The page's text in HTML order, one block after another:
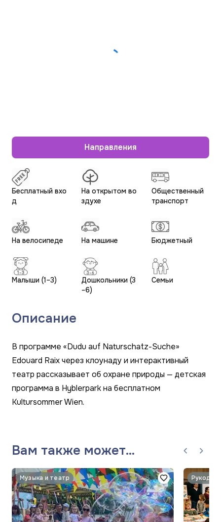
Бесплатный вхо
д
На открытом во
здухе
Общественный
транспорт
На велосипеде На машине Бюджетный
Малыши (1–3)
Дошкольники (3
–6)
Семьи
Описание
В программе «Dudu auf Naturschatz-Suche»
Edouard Raix через клоунаду и интерактивный
театр рассказывает об охране природы — детская
программа в Hyblerpark на бесплатном
Kultursommer Wien.
Направления
Вам также может
понравиться
Музыка и театр